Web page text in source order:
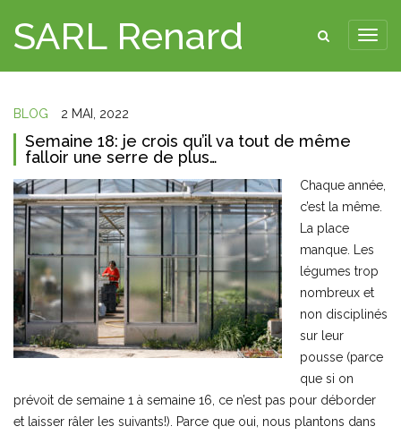
SARL Renard
BLOG 2 MAI, 2022
Semaine 18: je crois qu’il va tout de même
falloir une serre de plus…
Chaque année,
c’est la même.
La place
manque. Les
légumes trop
nombreux et
non disciplinés
sur leur
pousse (parce
que si on
prévoit de semaine 1 à semaine 16, ce n’est pas pour déborder
et laisser râler les suivants!). Parce que oui, nous plantons dans